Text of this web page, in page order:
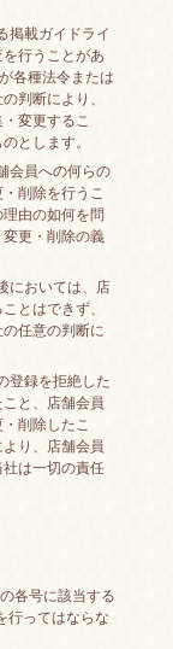
掲載ガイドライ
行うことがあ
各種法令または
判断により、
変更するこ
とします。
会員への何らの
削除を行うこ
由の如何を問
更・削除の義
においては、店
とはできず、
任意の判断に
登録を拒絶した
と、店舗会員
削除したこ
り、店舗会員
は一切の責任
各号に該当する
行ってはならな